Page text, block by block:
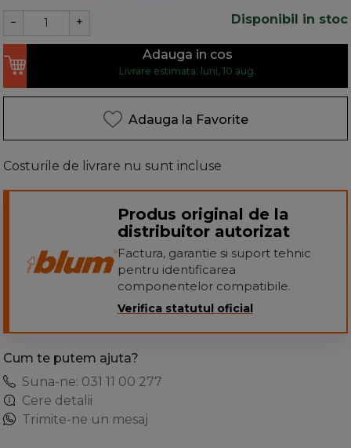
Disponibil in stoc
− +
Adauga in cos
Livrare estimata: luni, 10 aug.
Adauga la Favorite
Costurile de livrare nu sunt incluse
Produs original de la
distribuitor autorizat
Factura, garantie si suport tehnic
pentru identificarea
componentelor compatibile.
Verifica statutul oficial
Cum te putem ajuta?
Suna-ne: 031 11 00 277
Cere detalii
Trimite-ne un mesaj